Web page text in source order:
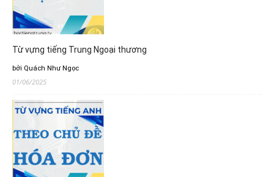
Từ vựng tiếng Trung Ngoại thương
bởi Quách Như Ngọc
01/06/2025